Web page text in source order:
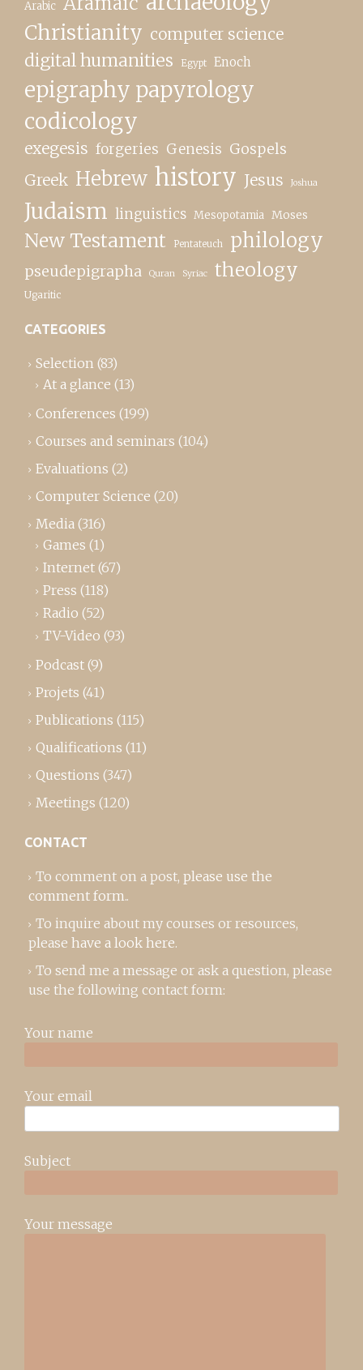
Arabic
Christianity computer science
digital humanities Egypt Enoch
epigraphy papyrology
codicology
exegesis forgeries Genesis Gospels
Greek Hebrew history Jesus Joshua
Judaism linguistics Mesopotamia Moses
New Testament Pentateuch philology
pseudepigrapha Quran Syriac theology
Ugaritic
CATEGORIES
Selection (83)
At a glance (13)
Conferences (199)
Courses and seminars (104)
Evaluations (2)
Computer Science (20)
Media (316)
Games (1)
Internet (67)
Press (118)
Radio (52)
TV-Video (93)
Podcast (9)
Projets (41)
Publications (115)
Qualifications (11)
Questions (347)
Meetings (120)
CONTACT
To comment on a post, please use the
comment form..
To inquire about my courses or resources,
please have a look here.
To send me a message or ask a question, please
use the following contact form:
Your name
Your email
Subject
Your message